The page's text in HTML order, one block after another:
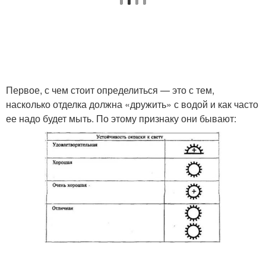
Первое, с чем стоит определиться — это с тем,
насколько отделка должна «дружить» с водой и как часто
ее надо будет мыть. По этому признаку они бывают: